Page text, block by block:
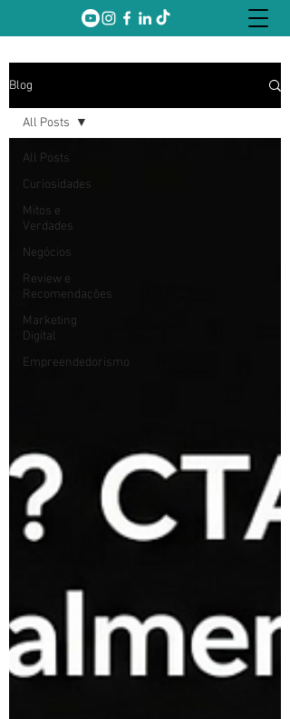
Blog
All Posts
Curiosidades
Mitos e
Verdades
Negócios
Review e
Recomendações
Marketing
Digital
Empreendedorismo
All Posts